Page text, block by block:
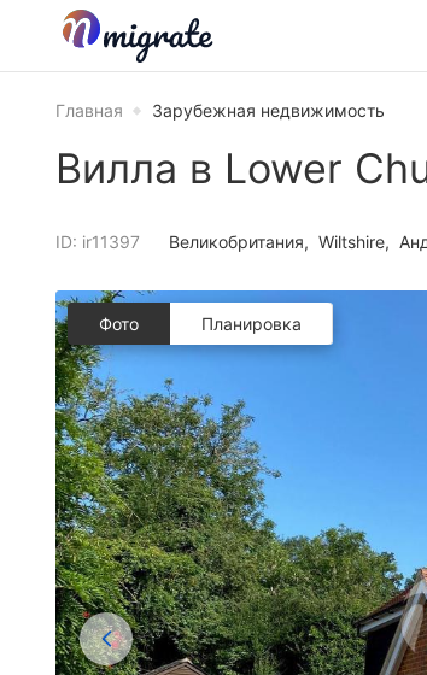
Главная Зарубежная недвижимость
Вилла в Lower
ID: ir11397 Великобритания Wiltshire
Фото Планировкa